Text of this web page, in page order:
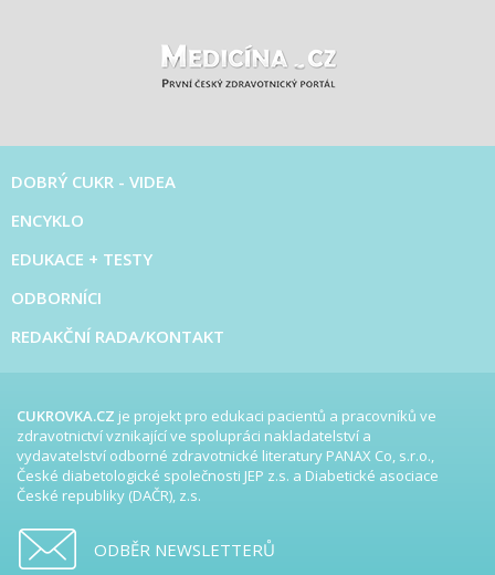
DOBRÝ CUKR - VIDEA
ENCYKLO
EDUKACE + TESTY
ODBORNÍCI
REDAKČNÍ RADA/KONTAKT
CUKROVKA.CZ je projekt pro edukaci pacientů a pracovníků ve
zdravotnictví vznikající ve spolupráci nakladatelství a
vydavatelství odborné zdravotnické literatury PANAX Co, s.r.o.,
České diabetologické společnosti JEP z.s. a Diabetické asociace
České republiky (DAČR), z.s.
ODBĚR NEWSLETTERŮ